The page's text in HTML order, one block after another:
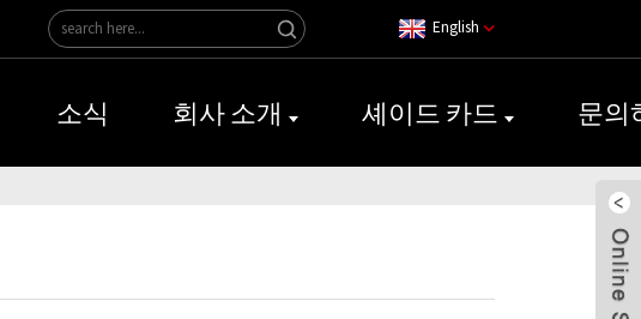
English
소식 회사 소개 셰이드 카드 문의